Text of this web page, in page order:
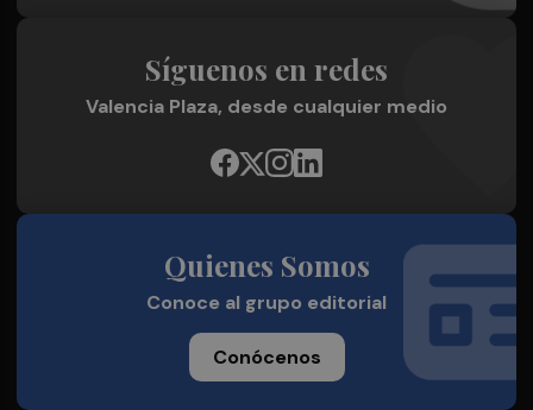
Síguenos en redes
Valencia Plaza, desde cualquier medio
Quienes Somos
Conoce al grupo editorial
Conócenos